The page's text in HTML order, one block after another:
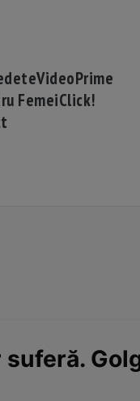
VideoPrime
FemeiClick!